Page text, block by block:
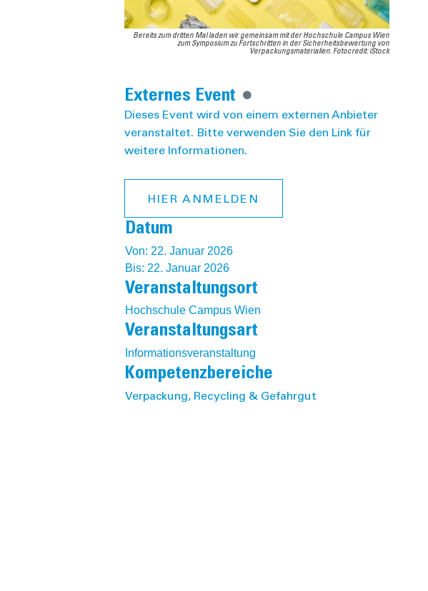
Bereits zum dritten Mal laden wir gemeinsam mit der Hochschule Campus Wien
zum Symposium zu Fortschritten in der Sicherheitsbewertung von
Verpackungsmaterialien. Fotocredit: iStock
Externes Event
Dieses Event wird von einem externen Anbieter
veranstaltet. Bitte verwenden Sie den Link für
weitere Informationen.
HIER ANMELDEN
Datum
Von: 22. Januar 2026
Bis: 22. Januar 2026
Veranstaltungsort
Hochschule Campus Wien
Veranstaltungsart
Informationsveranstaltung
Kompetenzbereiche
Verpackung, Recycling & Gefahrgut